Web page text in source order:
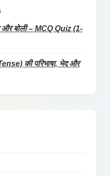
और बोली – MCQ Quiz (1-
की परिभाषा, भेद और